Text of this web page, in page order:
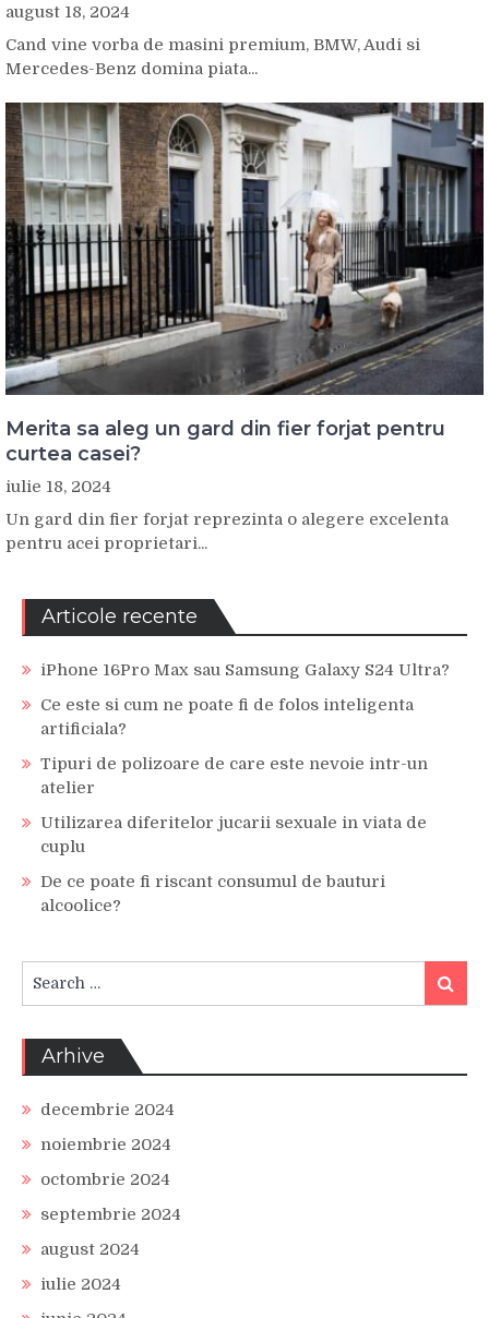
august 18, 2024
Cand vine vorba de masini premium, BMW, Audi si
Mercedes-Benz domina piata...
Merita sa aleg un gard din fier forjat pentru
curtea casei?
iulie 18, 2024
Un gard din fier forjat reprezinta o alegere excelenta
pentru acei proprietari...
Articole recente
iPhone 16Pro Max sau Samsung Galaxy S24 Ultra?
Ce este si cum ne poate fi de folos inteligenta
artificiala?
Tipuri de polizoare de care este nevoie intr-un
atelier
Utilizarea diferitelor jucarii sexuale in viata de
cuplu
De ce poate fi riscant consumul de bauturi
alcoolice?
for:
Search
Arhive
decembrie 2024
noiembrie 2024
octombrie 2024
septembrie 2024
august 2024
iulie 2024